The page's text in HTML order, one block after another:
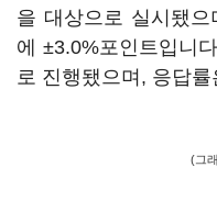
을 대상으로 실시됐
에 ±3.0%포인트입니
로 진행됐으며, 응답
(그